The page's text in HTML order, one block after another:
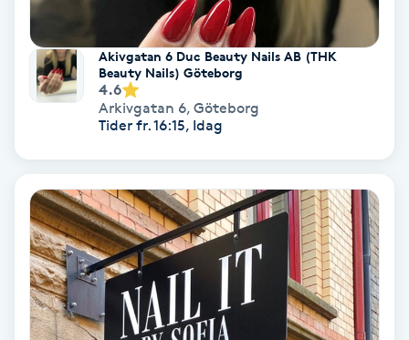
IR-massage
Japansk massage
Katun fransar
Kemisk peeling
Keratinbehandling
Akivgatan 6 Duc Beauty Nails AB (THK
Beauty Nails) Göteborg
4.6
Arkivgatan 6, Göteborg
Tider fr. 16:15, Idag